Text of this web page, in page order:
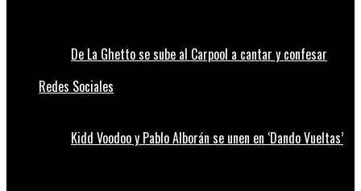
De La Ghetto se sube al Carpool a cantar y confesar
Redes Sociales
Kidd Voodoo y Pablo Alborán se unen en ‘Dando Vueltas’